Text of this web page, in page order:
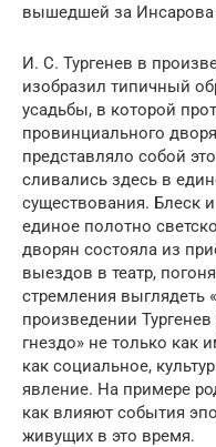
вышедшей за
И. С. Тургенев в
изобразил типичный
усадьбы, в которой
провинциального
представляло собой
сливались здесь в
существования. Блеск
единое полотно
дворян состояла из
выездов в театр,
стремления выглядеть
произведении
гнездо» не только как
как социальное,
явление. На примере
как влияют события
живущих в это время.